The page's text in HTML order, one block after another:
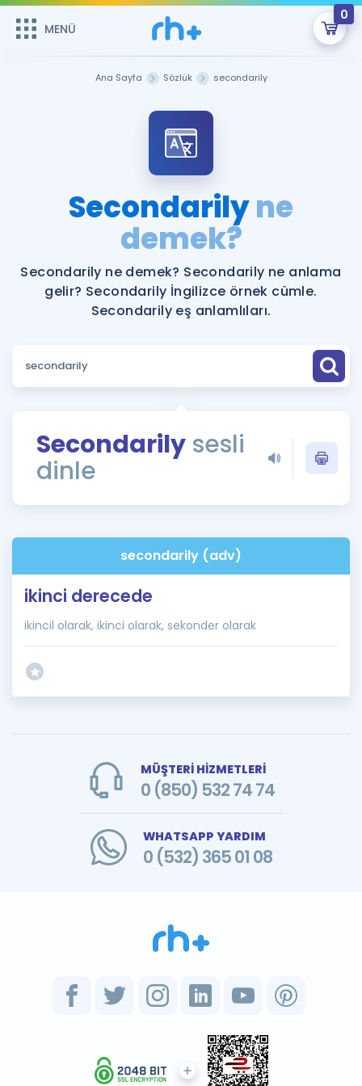
MENÜ
0
Şifremi Hatırlamıyorum
Sepetin Şu An Boş.
Remzi Hoca ile seni sınava hazırlayacak onlarca eğitim seni
bekliyor!
MENÜ
Katılımcı Görüşleri
Faydalı Araçlar
Ücretsiz Kaynaklar
Puan Hesaplama
ÖSYM Sınav Takvimi
Kampanyalar
İngilizce Gramer
İngilizce Gramer
Ana Sayfa Sözlük secondarily
Secondarilyne
demek?
Secondarily ne demek? Secondarily ne anlama
gelir? Secondarily İngilizce örnek cümle.
Secondarily eş anlamlıları.
Secondarily sesli
dinle
secondarily (adv)
ikinci derecede
ikincil olarak, ikinci olarak, sekonder olarak
MÜŞTERİ HİZMETLERİ
0 (850) 532 74 74
WHATSAPP YARDIM
0 (532) 365 01 08